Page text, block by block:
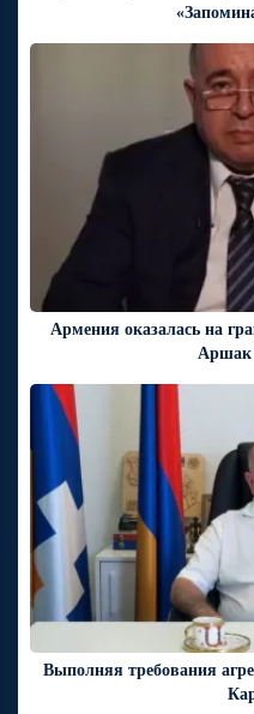
Армения оказалась на
Аршак
Выполняя требования